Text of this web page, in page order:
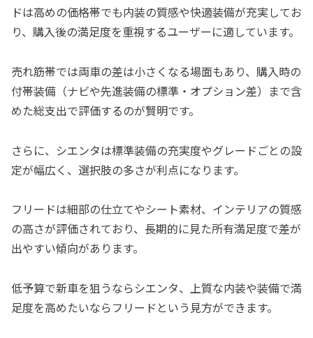
ドは高めの価格帯でも内装の質感や快適装備が充実してお
り、購入後の満足度を重視するユーザーに適しています。
売れ筋帯では両車の差は小さくなる場面もあり、購入時の
付帯装備（ナビや先進装備の標準・オプション差）まで含
めた総支出で評価するのが賢明です。
さらに、シエンタは標準装備の充実度やグレードごとの設
定が幅広く、選択肢の多さが利点になります。
フリードは細部の仕立てやシート素材、インテリアの質感
の高さが評価されており、長期的に見た所有満足度で差が
出やすい傾向があります。
低予算で新車を狙うならシエンタ、上質な内装や装備で満
足度を高めたいならフリードという見方ができます。